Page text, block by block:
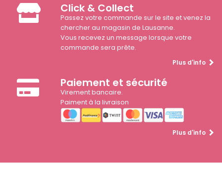
Click & Collect
Passez votre commande sur le site et venez la
chercher au magasin de Lausanne.
Vous recevez un message lorsque votre
commande sera prête.
Plus d'info
Paiement et sécurité
Virement bancaire.
Paiment à la livraison
Plus d'info